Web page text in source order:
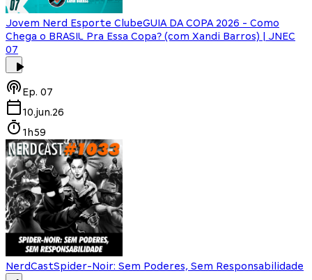
Jovem Nerd Esporte ClubeGUIA DA COPA 2026 - Como
Chega o BRASIL Pra Essa Copa? (com Xandi Barros) | JNEC
07
Ep. 07
10.jun.26
1h59
NerdCastSpider-Noir: Sem Poderes, Sem Responsabilidade